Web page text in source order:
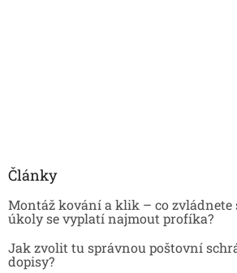
Články
Montáž kování a klik – co zvládnete
úkoly se vyplatí najmout profíka?
Jak zvolit tu správnou poštovní
dopisy?